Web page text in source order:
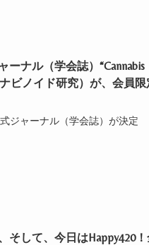
ナル（学会誌）“Cannabis
ナビノイド研究）が、会員限
ジャーナル（学会誌）が決定
そして、今日はHappy420